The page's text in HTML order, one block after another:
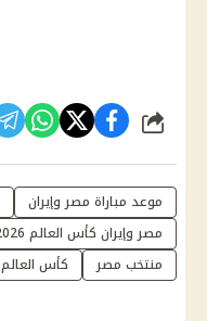
شارك
موعد مباراة مصر وإيران
مصر وإيران كأس العالم 2026
منتخب مصر
كأس العالم 2026